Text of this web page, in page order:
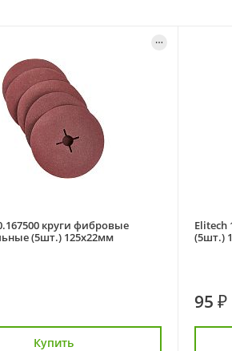
круги фибровые
(5шт.) 125х22мм
Купить
Elitech
(5шт.)
95 ₽